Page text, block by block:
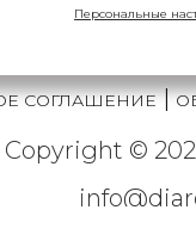
СОГЛАШЕНИЕ|
Copyright ©
Персональные